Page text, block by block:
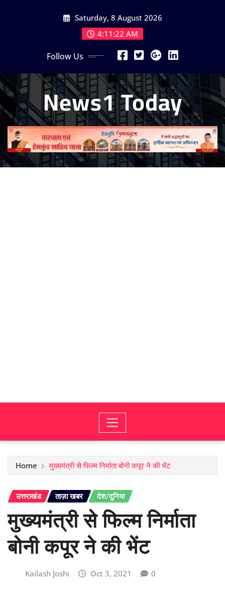
Saturday, 8 August 2026
4:11:24 AM
Follow Us
News1 Today
Home मुख्यमंत्री से फिल्म निर्माता बोनी कपूर ने की भेंट
उत्तराखंड ताज़ा खबर देश/दुनिया
मुख्यमंत्री से फिल्म निर्माता
बोनी कपूर ने की भेंट
Kailash Joshi Oct 3, 2021 0